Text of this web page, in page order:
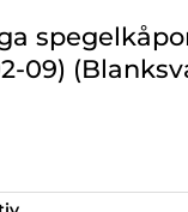
09)